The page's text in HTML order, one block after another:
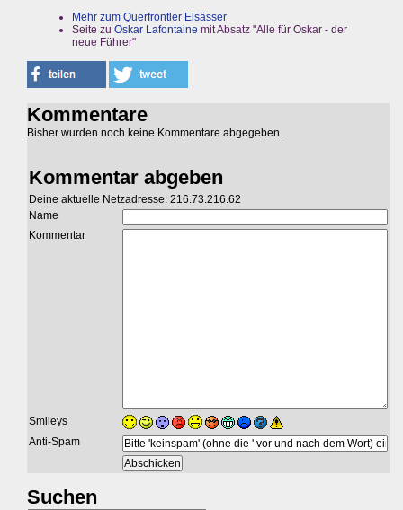
Mehr zum Querfrontler Elsässer
Seite zu Oskar Lafontaine mit Absatz "Alle für Oskar - der
neue Führer"
Kommentare
Bisher wurden noch keine Kommentare abgegeben.
Kommentar abgeben
Deine aktuelle Netzadresse: 216.73.216.62
Name
Kommentar
Smileys
Anti-Spam
Suchen